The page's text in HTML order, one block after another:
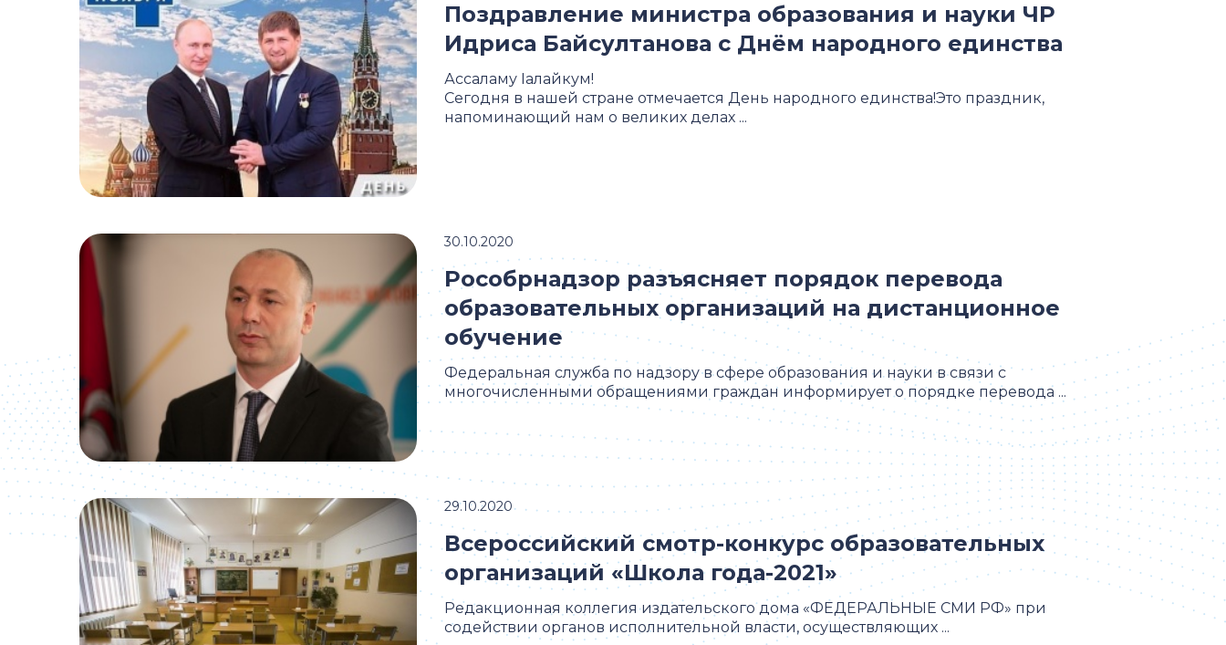
Ассаламу Iалайкум!
Сегодня в нашей стране отмечается День народного единства!Это праздник,
напоминающий нам о великих делах ...
Поздравление министра образования и науки ЧР
Идриса Байсултанова с Днём народного единства
Федеральная служба по надзору в сфере образования и науки в связи с
многочисленными обращениями граждан информирует о порядке перевода ...
Рособрнадзор разъясняет порядок перевода
образовательных организаций на дистанционное
обучение
30.10.2020
Редакционная коллегия издательского дома «ФЕДЕРАЛЬНЫЕ СМИ РФ» при
содействии органов исполнительной власти, осуществляющих ...
Всероссийский смотр-конкурс образовательных
организаций «Школа года-2021»
29.10.2020